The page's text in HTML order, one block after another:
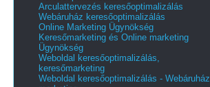
Arculattervezés keresőoptimalizálás
Webáruház keresőoptimalizálás
Online Marketing Ügynökség
Keresőmarketing és Online marketing
Ügynökség
Weboldal keresőoptimalizálás,
keresőmarketing
Weboldal keresőoptimalizálás - Webáruház